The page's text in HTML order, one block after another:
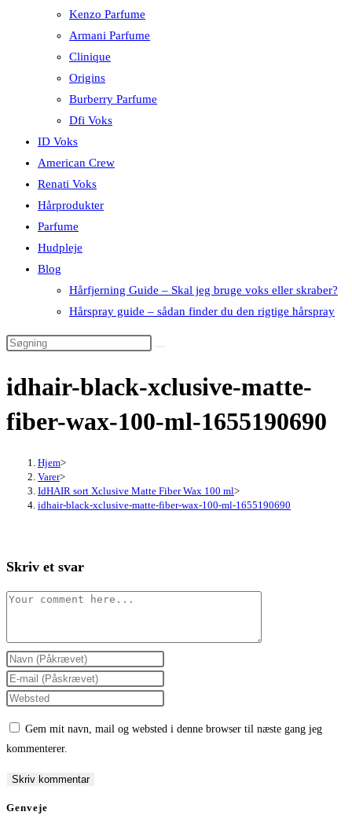
Kenzo Parfume
Armani Parfume
Clinique
Origins
Burberry Parfume
Dfi Voks
ID Voks
American Crew
Renati Voks
Hårprodukter
Parfume
Hudpleje
Blog
Hårfjerning Guide – Skal jeg bruge voks eller skraber?
Hårspray guide – sådan finder du den rigtige hårspray
idhair-black-xclusive-matte-
fiber-wax-100-ml-1655190690
Hjem>
Varer>
IdHAIR sort Xclusive Matte Fiber Wax 100 ml>
idhair-black-xclusive-matte-fiber-wax-100-ml-1655190690
Skriv et svar
Comment
Enter
your
name
comment
Enter
your
comment
Enter
(optional)
Gem mit navn, mail og websted i denne browser til næste gang jeg
kommenterer.
Genveje